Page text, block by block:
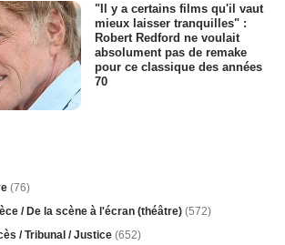
"Il y a certains films qu'il vaut
mieux laisser tranquilles" :
Robert Redford ne voulait
absolument pas de remake
pour ce classique des années
70
(76)
/ De la scène à l'écran (théâtre) (572)
/ Tribunal / Justice (652)